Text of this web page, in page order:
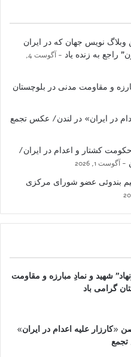
وبلاگ نویس جهان که در ایران
راجع به زنده یاد
آگوست 4,
و مقاومت مدنی در بلوچستان
در ایران» در لندن/ عکس تجمع
کشتار و اعدام در ایران/
آگوست 1, 2026
بندوئی عضو شورای مرکزی
شهید و نمادِ مبارزه و مقاومت
گرامی باد
«کارزار علیه اعدام در ایران»